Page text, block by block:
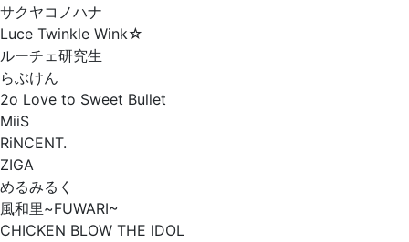
サクヤコノハナ
Luce Twinkle Wink☆
ルーチェ研究生
らぶけん
2o Love to Sweet Bullet
MiiS
RiNCENT.
ZIGA
めるみるく
風和里~FUWARI~
CHICKEN BLOW THE IDOL